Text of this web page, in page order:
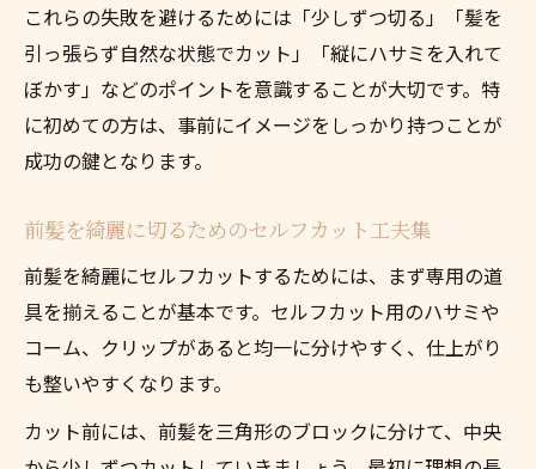
これらの失敗を避けるためには「少しずつ切る」「髪を
引っ張らず自然な状態でカット」「縦にハサミを入れて
ぼかす」などのポイントを意識することが大切です。特
に初めての方は、事前にイメージをしっかり持つことが
成功の鍵となります。
前髪を綺麗に切るためのセルフカット工夫集
前髪を綺麗にセルフカットするためには、まず専用の道
具を揃えることが基本です。セルフカット用のハサミや
コーム、クリップがあると均一に分けやすく、仕上がり
も整いやすくなります。
カット前には、前髪を三角形のブロックに分けて、中央